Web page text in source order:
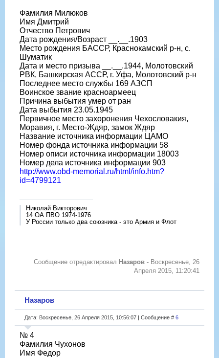
Фамилия Милюков
Имя Дмитрий
Отчество Петрович
Дата рождения/Возраст __.__.1903
Место рождения БАССР, Краснокамский р-н, с.
Шуматик
Дата и место призыва __.__.1944, Молотовский
РВК, Башкирская АССР, г. Уфа, Молотовский р-н
Последнее место службы 169 АЗСП
Воинское звание красноармеец
Причина выбытия умер от ран
Дата выбытия 23.05.1945
Первичное место захоронения Чехословакия,
Моравия, г. Место-Ждяр, замок Ждяр
Название источника информации ЦАМО
Номер фонда источника информации 58
Номер описи источника информации 18003
Номер дела источника информации 903
http://www.obd-memorial.ru/html/info.htm?
id=4799121
Николай Викторович
14 ОА ПВО 1974-1976
У России только два союзника - это Армия и Флот
Сообщение отредактировал Назаров - Воскресенье, 26
Апреля 2015, 11:20:41
Назаров
Дата: Воскресенье, 26 Апреля 2015, 10:56:07 | Сообщение # 6
№ 4
Фамилия Чухонов
Имя Федор